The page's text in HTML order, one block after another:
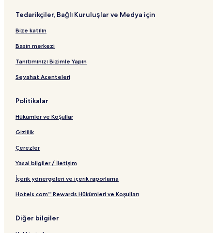
Tedarikçiler, Bağlı Kuruluşlar ve Medya için
Bize katılın
Basın merkezi
Tanıtımınızı Bizimle Yapın
Seyahat Acenteleri
Politikalar
Hükümler ve Koşullar
Gizlilik
Çerezler
Yasal bilgiler / İletişim
İçerik yönergeleri ve içerik raporlama
Hotels.com™ Rewards Hükümleri ve Koşulları
Diğer bilgiler